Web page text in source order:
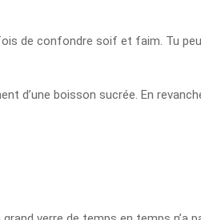
de confondre soif et faim. Tu
d’une boisson sucrée. En